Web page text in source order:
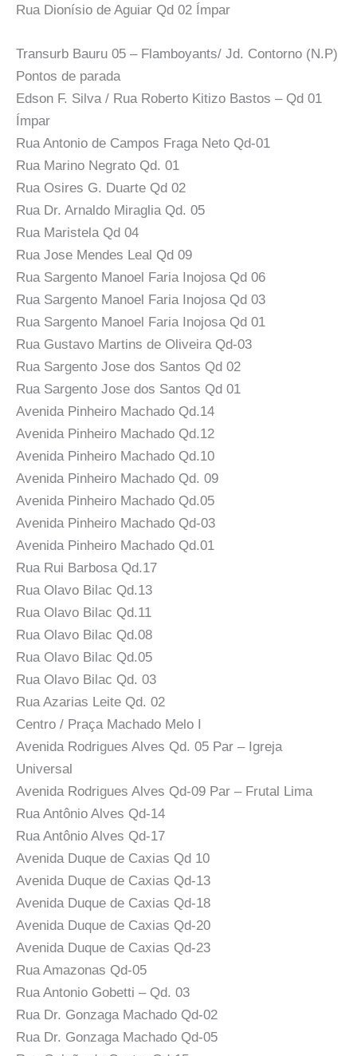
Rua Dionísio de Aguiar Qd 02 Ímpar
Transurb Bauru 05 – Flamboyants/ Jd. Contorno (N.P)
Pontos de parada
Edson F. Silva / Rua Roberto Kitizo Bastos – Qd 01
Ímpar
Rua Antonio de Campos Fraga Neto Qd-01
Rua Marino Negrato Qd. 01
Rua Osires G. Duarte Qd 02
Rua Dr. Arnaldo Miraglia Qd. 05
Rua Maristela Qd 04
Rua Jose Mendes Leal Qd 09
Rua Sargento Manoel Faria Inojosa Qd 06
Rua Sargento Manoel Faria Inojosa Qd 03
Rua Sargento Manoel Faria Inojosa Qd 01
Rua Gustavo Martins de Oliveira Qd-03
Rua Sargento Jose dos Santos Qd 02
Rua Sargento Jose dos Santos Qd 01
Avenida Pinheiro Machado Qd.14
Avenida Pinheiro Machado Qd.12
Avenida Pinheiro Machado Qd.10
Avenida Pinheiro Machado Qd. 09
Avenida Pinheiro Machado Qd.05
Avenida Pinheiro Machado Qd-03
Avenida Pinheiro Machado Qd.01
Rua Rui Barbosa Qd.17
Rua Olavo Bilac Qd.13
Rua Olavo Bilac Qd.11
Rua Olavo Bilac Qd.08
Rua Olavo Bilac Qd.05
Rua Olavo Bilac Qd. 03
Rua Azarias Leite Qd. 02
Centro / Praça Machado Melo I
Avenida Rodrigues Alves Qd. 05 Par – Igreja
Universal
Avenida Rodrigues Alves Qd-09 Par – Frutal Lima
Rua Antônio Alves Qd-14
Rua Antônio Alves Qd-17
Avenida Duque de Caxias Qd 10
Avenida Duque de Caxias Qd-13
Avenida Duque de Caxias Qd-18
Avenida Duque de Caxias Qd-20
Avenida Duque de Caxias Qd-23
Rua Amazonas Qd-05
Rua Antonio Gobetti – Qd. 03
Rua Dr. Gonzaga Machado Qd-02
Rua Dr. Gonzaga Machado Qd-05